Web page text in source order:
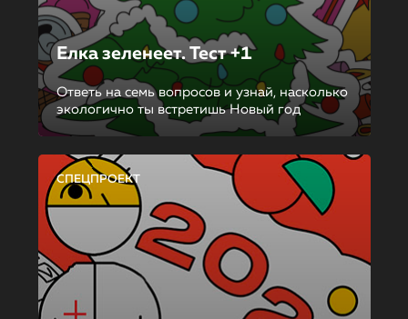
Елка зеленеет. Тест +1
Ответь на семь вопросов и узнай, насколько
экологично ты встретишь Новый год
СПЕЦПРОЕКТ